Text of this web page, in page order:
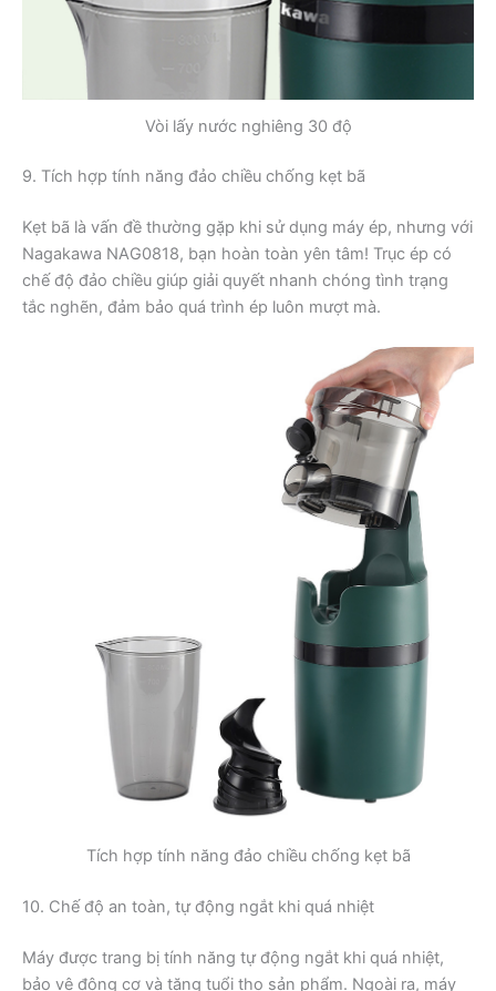
Vòi lấy nước nghiêng 30 độ
9. Tích hợp tính năng đảo chiều chống kẹt bã
Kẹt bã là vấn đề thường gặp khi sử dụng máy ép, nhưng với
Nagakawa NAG0818, bạn hoàn toàn yên tâm! Trục ép có
chế độ đảo chiều giúp giải quyết nhanh chóng tình trạng
tắc nghẽn, đảm bảo quá trình ép luôn mượt mà.
Tích hợp tính năng đảo chiều chống kẹt bã
10. Chế độ an toàn, tự động ngắt khi quá nhiệt
Máy được trang bị tính năng tự động ngắt khi quá nhiệt,
bảo vệ động cơ và tăng tuổi thọ sản phẩm. Ngoài ra, máy